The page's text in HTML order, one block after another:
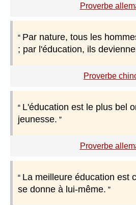
Proverbe
Par nature, tous les
; par l'éducation, ils
Proverbe
L'éducation est le plus bel
jeunesse.
Proverbe
La meilleure éducation est
se donne à lui-même.